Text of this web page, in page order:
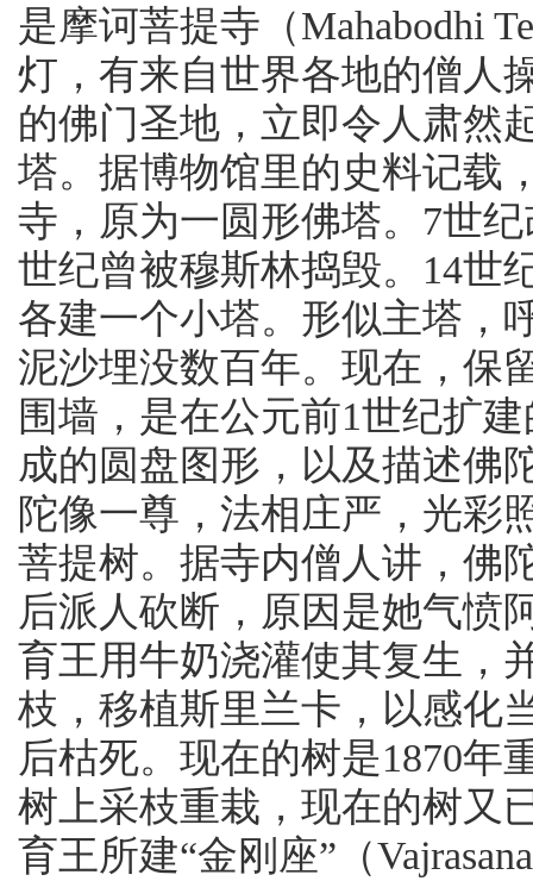
是摩诃菩提寺（Mahabodhi
灯，有来自世界各地的僧人
的佛门圣地，立即令人肃然
塔。据博物馆里的史料记载
寺，原为一圆形佛塔。7世
世纪曾被穆斯林捣毁。14世
各建一个小塔。形似主塔，
泥沙埋没数百年。现在，保
围墙，是在公元前1世纪扩
成的圆盘图形，以及描述佛
陀像一尊，法相庄严，光彩
菩提树。据寺内僧人讲，佛
后派人砍断，原因是她气愤
育王用牛奶浇灌使其复生，
枝，移植斯里兰卡，以感化
后枯死。现在的树是1870年
树上采枝重栽，现在的树又
育王所建“金刚座”（